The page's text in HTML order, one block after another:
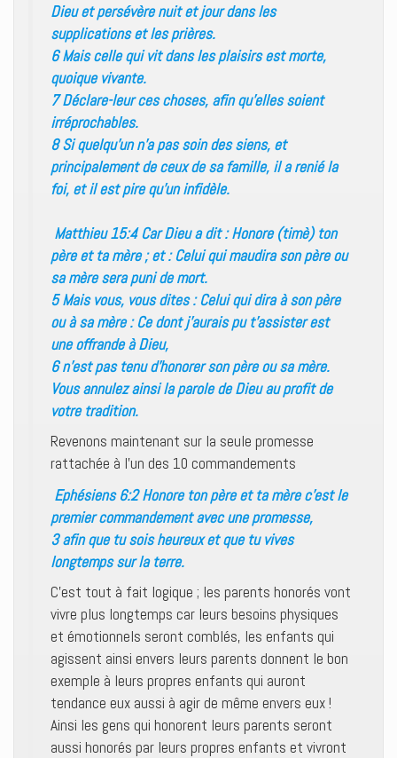
Dieu et persévère nuit et jour dans les
supplications et les prières.
6 Mais celle qui vit dans les plaisirs est morte,
quoique vivante.
7 Déclare-leur ces choses, afin qu’elles soient
irréprochables.
8 Si quelqu’un n’a pas soin des siens, et
principalement de ceux de sa famille, il a renié la
foi, et il est pire qu’un infidèle.
Matthieu 15:4 Car Dieu a dit : Honore (timè) ton
père et ta mère ; et : Celui qui maudira son père ou
sa mère sera puni de mort.
5 Mais vous, vous dites : Celui qui dira à son père
ou à sa mère : Ce dont j’aurais pu t’assister est
une offrande à Dieu,
6 n’est pas tenu d’honorer son père ou sa mère.
Vous annulez ainsi la parole de Dieu au profit de
votre tradition.
Revenons maintenant sur la seule promesse
rattachée à l’un des 10 commandements
Ephésiens 6:2 Honore ton père et ta mère c’est le
premier commandement avec une promesse,
3 afin que tu sois heureux et que tu vives
longtemps sur la terre.
C’est tout à fait logique ; les parents honorés vont
vivre plus longtemps car leurs besoins physiques
et émotionnels seront comblés, les enfants qui
agissent ainsi envers leurs parents donnent le bon
exemple à leurs propres enfants qui auront
tendance eux aussi à agir de même envers eux !
Ainsi les gens qui honorent leurs parents seront
aussi honorés par leurs propres enfants et vivront